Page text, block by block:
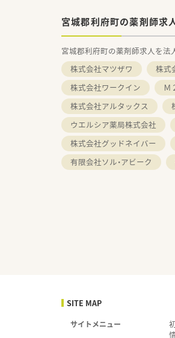
宮城郡利府町の薬剤師求
宮城郡利府町の薬剤師求人を法
株式会社マツザワ
株式
株式会社ワークイン
Ｍ
株式会社アルタックス
ウエルシア薬局株式会社
株式会社グッドネイバー
有限会社ソル・アビーク
SITE MAP
サイトメニュー